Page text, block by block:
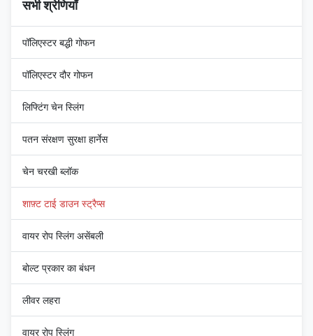
सभी श्रेणियाँ
पॉलिएस्टर बद्धी गोफन
पॉलिएस्टर दौर गोफन
लिफ्टिंग चेन स्लिंग
पतन संरक्षण सुरक्षा हार्नेस
चेन चरखी ब्लॉक
शाफ़्ट टाई डाउन स्ट्रैप्स
वायर रोप स्लिंग असेंबली
बोल्ट प्रकार का बंधन
लीवर लहरा
वायर रोप स्लिंग